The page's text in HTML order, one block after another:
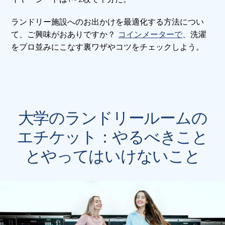
ランドリー施設へのお出かけを最適化する方法につい
て、ご興味がおありですか？ コインメーターで、洗濯
をプロ並みにこなす裏ワザやコツをチェックしよう。
大学のランドリールームの
エチケット：やるべきこと
とやってはいけないこと